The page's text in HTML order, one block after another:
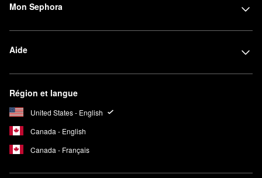
Mon Sephora
Aide
Région et langue
United States - English
Canada - English
Canada - Français